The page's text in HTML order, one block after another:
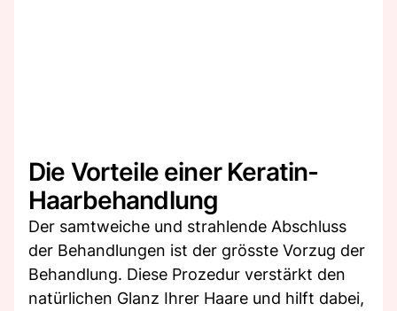
Die Vorteile einer Keratin-
Haarbehandlung
Der samtweiche und strahlende Abschluss
der Behandlungen ist der grösste Vorzug der
Behandlung. Diese Prozedur verstärkt den
natürlichen Glanz Ihrer Haare und hilft dabei,